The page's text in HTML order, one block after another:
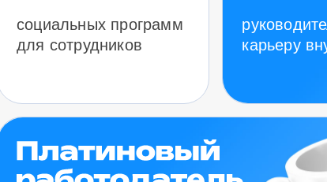
социальных программ
для сотрудников
карьеру